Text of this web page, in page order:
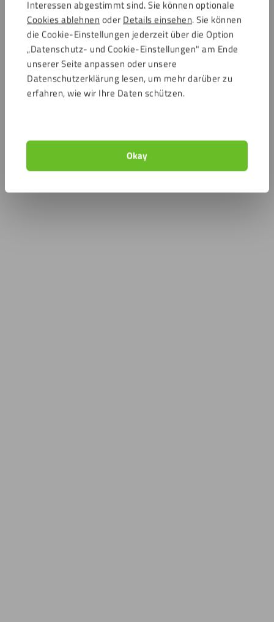
Interessen abgestimmt sind. Sie können optionale
Cookies ablehnen oder Details einsehen. Sie können
die Cookie-Einstellungen jederzeit über die Option
„Datenschutz- und Cookie-Einstellungen" am Ende
unserer Seite anpassen oder unsere
Datenschutzerklärung lesen, um mehr darüber zu
erfahren, wie wir Ihre Daten schützen.
Okay